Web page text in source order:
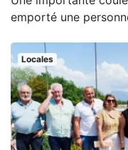
emporté une
Locales